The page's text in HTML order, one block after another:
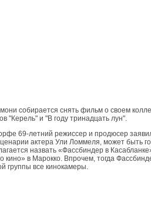
собирается снять фильм о своем
"Керель" и "В году тринадцать лун".
69-летний режиссер и продюсер
актера Ули Ломмеля, может быть
назвать «Фассбиндер в
кино» в Марокко. Впрочем, тогда
группы все кинокамеры.